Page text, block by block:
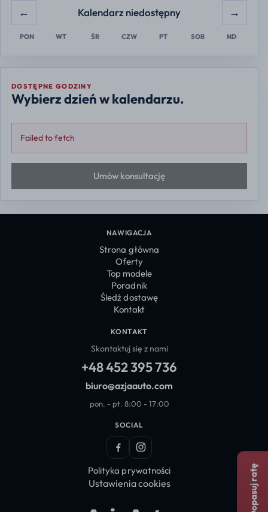
Dopasuj ratę
← Kalendarz niedostępny →
PON WT ŚR CZW PT SOB ND
DOSTĘPNE GODZINY
Wybierz dzień w kalendarzu.
Failed to fetch
Umów konsultację
NAWIGACJA
Strona główna
Oferty
Top modele
Poradnik
Śledź dostawę
Kontakt
KONTAKT
Skontaktuj się z nami
+48 452 395 736
biuro@azjaauto.com
pon. - pt. 8:00 - 17:00
SOCIAL
FacebookInstagram
Polityka prywatności
Ustawienia cookies